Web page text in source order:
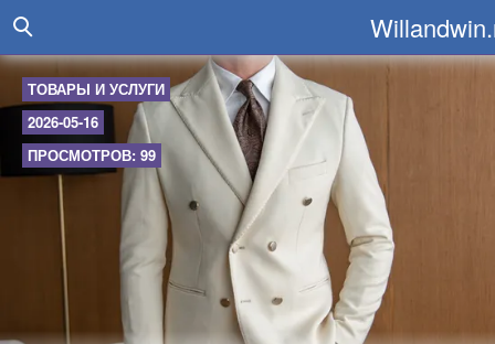
ТОВАРЫ И УСЛУГИ
2026-05-16
ПРОСМОТРОВ: 99